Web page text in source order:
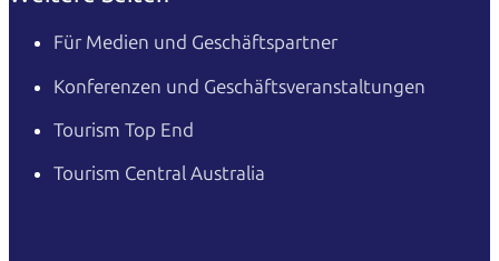
Für Medien und Geschäftspartner
Konferenzen und Geschäftsveranstaltungen
Tourism Top End
Tourism Central Australia